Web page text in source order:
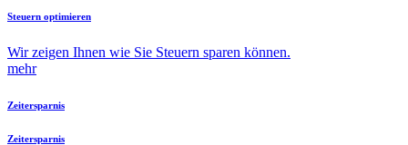
Steuern optimieren
Wir zeigen Ihnen wie Sie Steuern sparen können.
mehr
Zeitersparnis
Zeitersparnis